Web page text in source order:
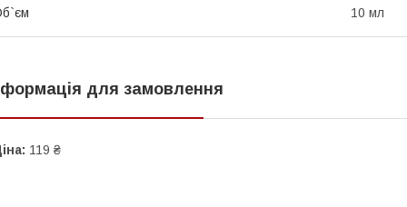
10 мл
для замовлення
119 ₴